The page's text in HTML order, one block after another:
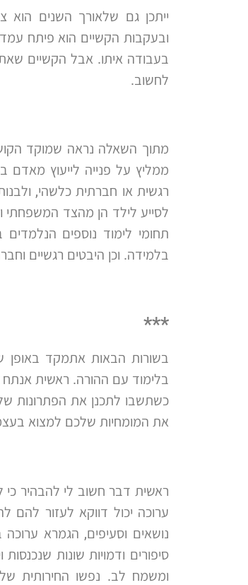
ייתכן גם שלאורך השנים הוא
ובעקבות הקשיים הוא פיתח
בעבודה איתו. אבל הקשיים
לחשוב.
מתוך השאלה נראה שמוקד
ממליץ על פנייה לייעוץ מאדם
רגשית או חברתית כלשהי,
לסייע לילד הן מהצד המשפחתי
תחומי לימוד נוספים הנלמדים
בלמידה. וכן היבטים רגשיים
***
בשורות הבאות אתמקד באופן
בלימוד עם ההורה. ראשית אנתח
כשתשבו לתכנן את הפתרונות
את המומחיות שלכם למצוא
ראשית דבר חשוב לי להבהיר
ערוכה יכול דווקא לעזור
נושאים וסעיפים, הגמרא ערוכה
סיפורים ודמויות שונות
ומשמח לב. נפשו החירותית